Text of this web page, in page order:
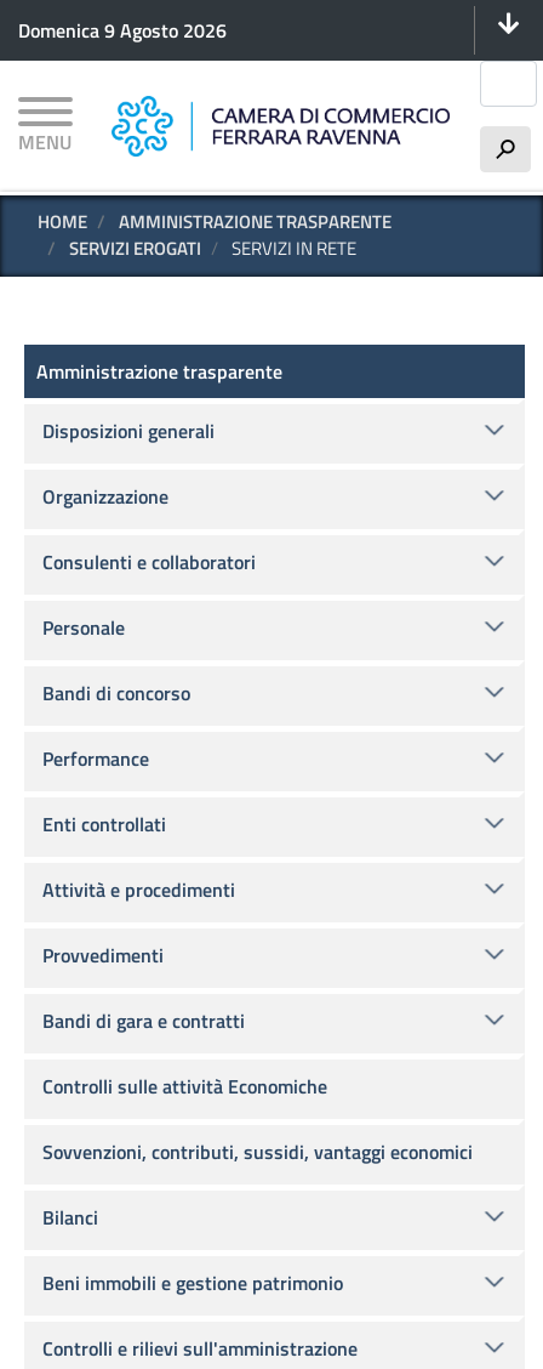
principale
Domenica 9 Agosto 2026
MENU h
HOME
AMMINISTRAZIONE TRASPARENTE
SERVIZI EROGATI
SERVIZI IN RETE
Amministrazione trasparente
Amministrazione trasparente
Disposizioni generali
Organizzazione
Consulenti e collaboratori
Personale
Bandi di concorso
Performance
Enti controllati
Attività e procedimenti
Provvedimenti
Bandi di gara e contratti
Controlli sulle attività Economiche
Sovvenzioni, contributi, sussidi, vantaggi economici
Bilanci
Beni immobili e gestione patrimonio
Controlli e rilievi sull'amministrazione